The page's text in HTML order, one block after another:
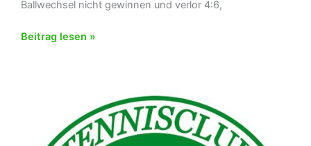
Ballwechsel nicht gewinnen und verlor 4:6,
Niederlage
Hoffenheim
Beitrag lesen »